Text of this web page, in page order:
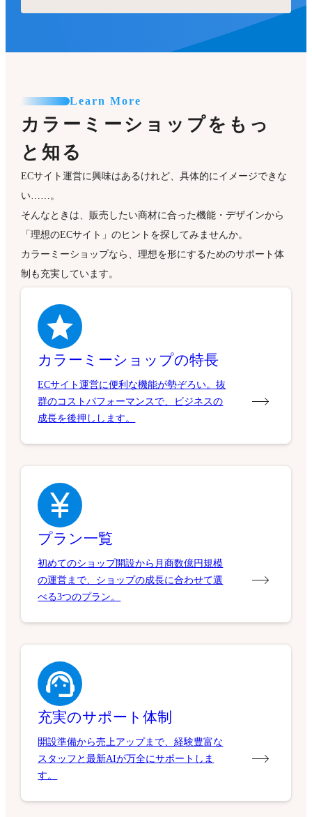
Learn More
カラーミーショップをもっ
と知る
ECサイト運営に興味はあるけれど、具体的にイメージできな
い……。
そんなときは、販売したい商材に合った機能・デザインから
「理想のECサイト」のヒントを探してみませんか。
カラーミーショップなら、理想を形にするためのサポート体
制も充実しています。
カラーミーショップの特長
ECサイト運営に便利な機能が勢ぞろい。抜
群のコストパフォーマンスで、ビジネスの
成長を後押しします。
プラン一覧
初めてのショップ開設から月商数億円規模
の運営まで、ショップの成長に合わせて選
べる3つのプラン。
充実のサポート体制
開設準備から売上アップまで、経験豊富な
スタッフと最新AIが万全にサポートしま
す。